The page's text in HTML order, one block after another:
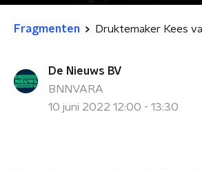
Fragmenten
De Nieuws BV
BNNVARA
10 juni 2022 12:00 - 13:30